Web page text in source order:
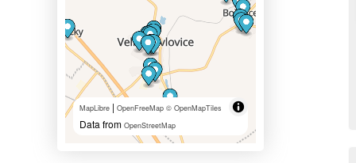
MapLibre | OpenFreeMap © OpenMapTiles
Data from OpenStreetMap